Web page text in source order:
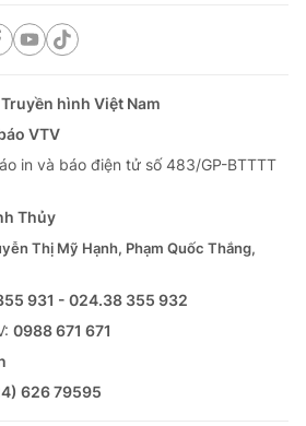
hình Việt Nam
VTV
in và báo điện tử số 483/GP-BTTTT
Thủy
Thị Mỹ Hạnh, Phạm Quốc Thắng,
931 - 024.38 355 932
0988 671 671
626 79595